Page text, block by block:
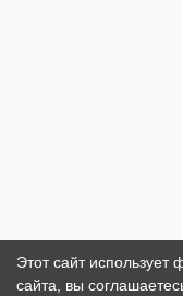
Этот сайт
сайта, вы